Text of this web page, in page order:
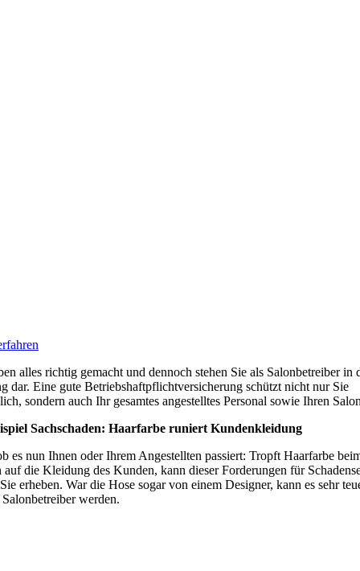
alles richtig gemacht und dennoch stehen Sie als Salonbetreiber in
dar. Eine gute Betriebshaftpflichtversicherung schützt nicht nur Sie
sondern auch Ihr gesamtes angestelltes Personal sowie Ihren
Sachschaden: Haarfarbe runiert Kundenkleidung
es nun Ihnen oder Ihrem Angestellten passiert: Tropft Haarfarbe
auf die Kleidung des Kunden, kann dieser Forderungen für
erheben. War die Hose sogar von einem Designer, kann es sehr
Salonbetreiber werden.